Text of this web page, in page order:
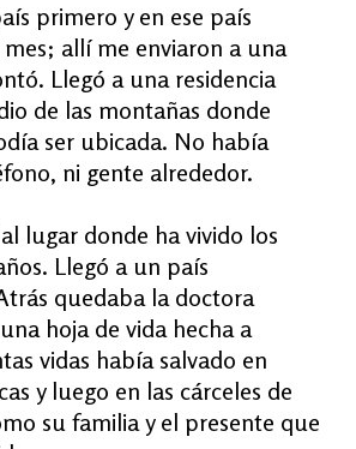
primero y en ese país
allí me enviaron a una
Llegó a una residencia
de las montañas donde
ser ubicada. No había
ni gente alrededor.
lugar donde ha vivido los
Llegó a un país
quedaba la doctora
hoja de vida hecha a
vidas había salvado en
y luego en las cárceles de
su familia y el presente que